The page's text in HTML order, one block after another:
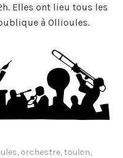
Elles ont lieu tous les
à Ollioules.
, orchestre, toulon,